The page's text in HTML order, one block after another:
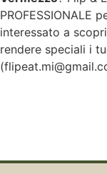
PROFESSIONALE
interessato a
rendere speciali i